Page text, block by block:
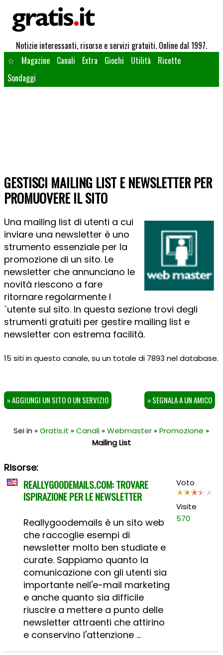
Notizie interessanti, risorse e servizi gratuiti. Online dal 1997.
☆
Magazine Canali Extra Giochi Utilità
Ricette
Sondaggi
GESTISCI MAILING LIST E NEWSLETTER PER
PROMUOVERE IL SITO
Una mailing list di utenti a cui
inviare una newsletter è uno
strumento essenziale per la
promozione di un sito. Le
newsletter che annunciano le
novità riescono a fare
ritornare regolarmente l
´utente sul sito. In questa sezione trovi degli
strumenti gratuiti per gestire mailing list e
newsletter con estrema facilità.
15 siti in questo canale, su un totale di 7893 nel database.
» AGGIUNGI UN SITO O UN SERVIZIO » SEGNALA A UN AMICO
Sei in »Gratis.it »Canali »Webmaster »Promozione »
Mailing List
Risorse:
REALLYGOODEMAILS.COM: TROVARE
ISPIRAZIONE PER LE NEWSLETTER
Reallygoodemails è un sito web
che raccoglie esempi di
newsletter molto ben studiate e
curate. Sappiamo quanto la
comunicazione con gli utenti sia
importante nell'e-mail marketing
e anche quanto sia difficile
riuscire a mettere a punto delle
newsletter attraenti che attirino
e conservino l'attenzione ...
Voto
Visite
570